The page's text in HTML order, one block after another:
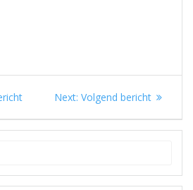
Next: Next
Volgend bericht